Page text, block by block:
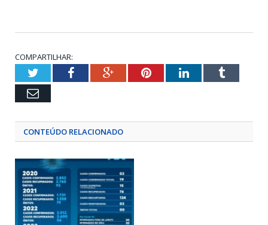
COMPARTILHAR:
TwitterFacebookGoogle+PinterestLinkedInTumblr
Email
CONTEÚDO RELACIONADO